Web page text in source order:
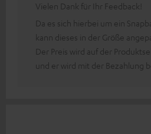
Vielen Dank für Ihr Feedback!
Da es sich hierbei um ein
kann dieses in der Größe
Der Preis wird auf der
und er wird mit der Bezahlung